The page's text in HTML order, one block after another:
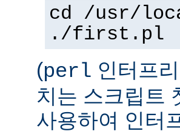
cd /usr/
./first.pl
(perl 인터프
치는 스크립트
사용하여 인터